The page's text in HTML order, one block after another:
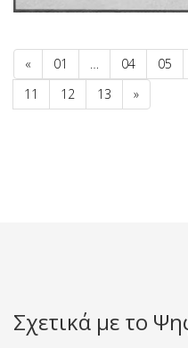
« 01 04 05
11
12 13 »
Σχετικά με το